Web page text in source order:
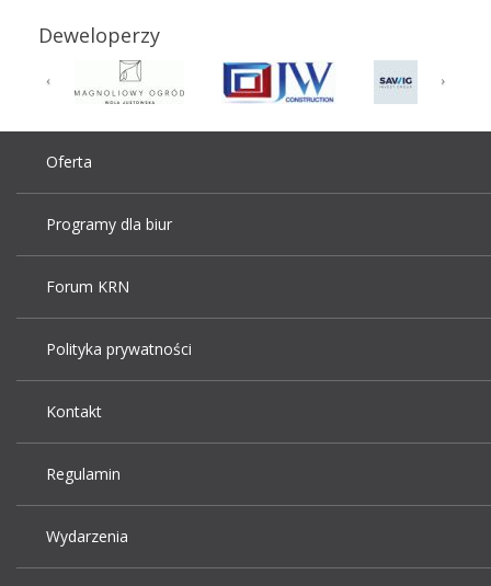
Deweloperzy
Oferta
Programy dla biur
Forum KRN
Polityka prywatności
Kontakt
Regulamin
Wydarzenia